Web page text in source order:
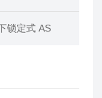
锁定式 AS